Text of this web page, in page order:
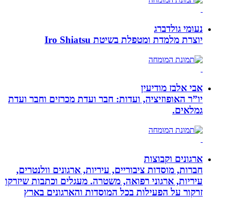
נעומי גולדברג
יוצרת מלמדת ומטפלת בשיטת Iro Shiatsu
אבי אלבז מודיעין
יו”ר האופוזיציה, ועדות: חבר ועדת מכרזים וחבר ועדת
גמלאים.
ארגונים וקבוצות
חברות, מוסדות ציבוריים, עיריות, ארגונים וולנטרים,
עיריות, ארגוני רפואה, משטרה. מעגלים וכתבות שיזרקו
זרקור על הפעילות בכל המוסדות והארגונים בארץ